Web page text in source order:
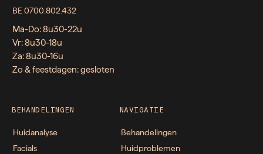
BE 0700.802.432
Ma-Do: 8u30-22u
Vr: 8u30-18u
Za: 8u30-16u
Zo & feestdagen: gesloten
BEHANDELINGEN
Huidanalyse
Facials
NAVIGATIE
Behandelingen
Huidproblemen